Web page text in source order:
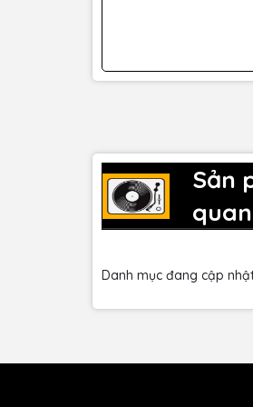
Sản
quan
Danh mục đang cập